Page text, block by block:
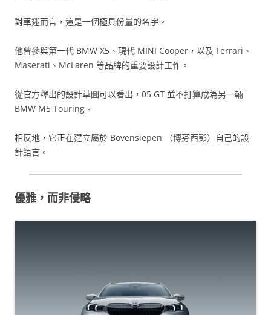
對車迷而言，這是一個極具份量的名字。
他曾參與第一代 BMW X5、現代 MINI Cooper，以及 Ferrari、
Maserati、McLaren 等品牌的重要設計工作。
從官方釋出的設計草圖可以看出，05 GT 並不打算成為另一輛
BMW M5 Touring。
相反地，它正在建立屬於 Bovensiepen （博芬西彭）自己的設
計語言。
優雅，而非侵略